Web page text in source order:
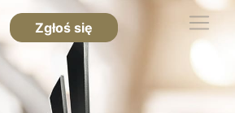
Zgłoś się